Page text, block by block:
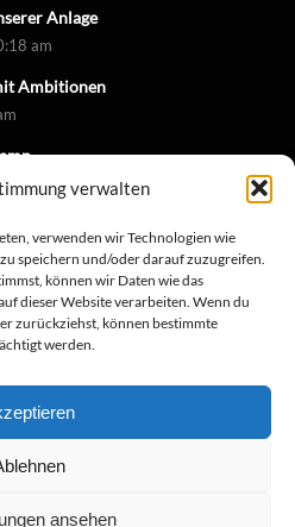
verwalten
verwenden wir Technologien wie
speichern und/oder darauf zuzugreifen.
können wir Daten wie das
dieser Website verarbeiten. Wenn du
zurückziehst, können bestimmte
werden.
ansehen
Anlage
am
Ambitionen
am